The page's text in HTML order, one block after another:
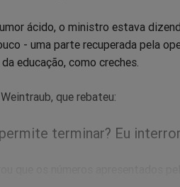
ácido, o ministro estava
- uma parte recuperada pela
educação, como creches.
que rebateu:
terminar? Eu